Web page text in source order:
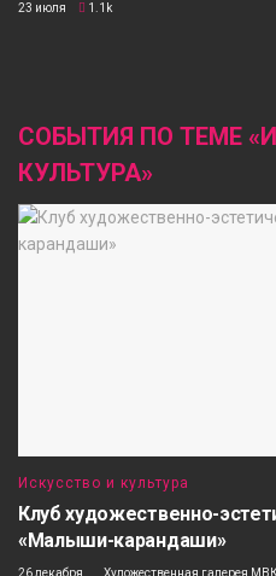
23 июля 1.1k
СОБЫТИЯ ПО ТЕМЕ
КУЛЬТУРА»
Искусство и культура
Клуб художественно-
«Малыши-карандаши»
26 декабря Художественная галерея